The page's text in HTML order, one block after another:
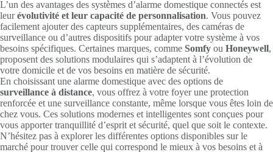
L’un des avantages des systèmes d’alarme domestique connectés est
leurévolutivité et leur capacité de personnalisation. Vous pouvez
facilement ajouter des capteurs supplémentaires, des caméras de
surveillance ou d’autres dispositifs pour adapter votre système à vos
besoins spécifiques. Certaines marques, comme Somfy ou Honeywell,
proposent des solutions modulaires qui s’adaptent à l’évolution de
votre domicile et de vos besoins en matière de sécurité.
En choisissant une alarme domestique avec des options de
surveillance à distance, vous offrez à votre foyer une protection
renforcée et une surveillance constante, même lorsque vous êtes loin de
chez vous. Ces solutions modernes et intelligentes sont conçues pour
vous apporter tranquillité d’esprit et sécurité, quel que soit le contexte.
N’hésitez pas à explorer les différentes options disponibles sur le
marché pour trouver celle qui correspond le mieux à vos besoins et à